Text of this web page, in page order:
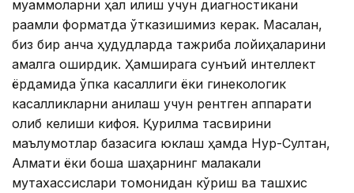
муаммоларни ҳал қилиш учун диагностикани
рақамли форматда ўтказишимиз керак. Масалан,
биз бир қанча ҳудудларда тажриба лойиҳаларини
амалга оширдик. Ҳамширага сунъий интеллект
ёрдамида ўпка касаллиги ёки гинекологик
касалликларни аниқлаш учун рентген аппарати
олиб келиши кифоя. Қурилма тасвирини
маълумотлар базасига юклаш ҳамда Нур-Султан,
Алмати ёки бошқа шаҳарнинг малакали
мутахассислари томонидан кўриш ва ташхис